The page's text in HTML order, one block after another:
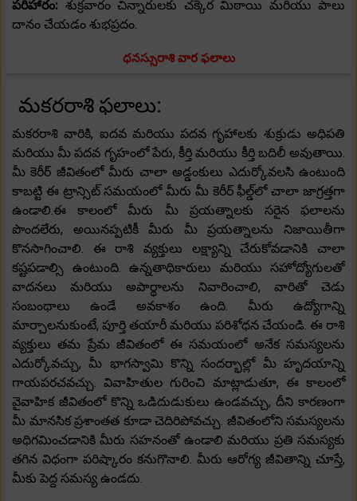
పరిహారం: శుక్రవారం చిన్నారులకు చక్కెర మిఠాయి మరియు పాలు
దానం చేయడం శుభప్రదం.
ధనస్సురాశి వార ఫలాలు
మకరరాశి ఫలాలు:
మకరరాశి వారికి, ఐదవ మరియు పదవ గృహాలకు శుక్రుడు అధిపతి
మరియు మీ పదవ గృహంలో పేరు, కీర్తి మరియు కీర్తి బదిలీ అవుతాయి.
మీ కెరీర్ జీవితంలో మీరు చాలా అడ్డంకులు ఎదుర్కోవలసి ఉంటుంది
కాబట్టి ఈ ట్రాన్సిట్ సమయంలో మీరు మీ కెరీర్ ఫీల్డ్‌లో చాలా జాగ్రత్తగా
ఉండాలి.ఈ కాలంలో మీరు మీ ప్రయత్నాలకు సరైన ఫలాలను
పొందలేరు, అయినప్పటికీ మీరు మీ ప్రయత్నాలను నిజాయితీగా
కొనసాగించాలి. ఈ రాశి వ్యక్తులు లక్ష్యాన్ని చేరుకోవడానికి చాలా
కష్టపడాల్సి ఉంటుంది. ఉన్నతాధికారులు మరియు సహోద్యోగులతో
వాదనలు మరియు అపార్థాలను నివారించాలి, వారితో చెడు
సంబంధాలు ఉండే అవకాశం ఉంది. మీరు ఉద్యోగాన్ని
మార్చాలనుకుంటే, పూర్తి తయారీ మరియు పరిశోధన చేయండి. ఈ రాశి
వ్యక్తులు తమ ప్రేమ జీవితంలో ఈ సమయంలో అనేక సమస్యలను
ఎదుర్కోవచ్చు, మీ భాగస్వామి కొన్ని సందర్భాల్లో మీ హృదయాన్ని
గాయపరచవచ్చు. వివాహితుల గురించి మాట్లాడుతూ, ఈ కాలంలో
వైవాహిక జీవితంలో కొన్ని ఒడిదుడుకులు ఉండవచ్చు, దీని కారణంగా
మీ మానసిక ప్రశాంతత కూడా చెదిరిపోవచ్చు. జీవితంలోని సమస్యలను
అధిగమించడానికి మీరు సహనంతో ఉండాలి మరియు ప్రతి సమస్యకు
తగిన విధంగా పరిష్కారం కనుగొనాలి. మీరు ఆరోగ్య జీవితాన్ని చూస్తే,
మీకు పెద్ద సమస్య ఉండదు.